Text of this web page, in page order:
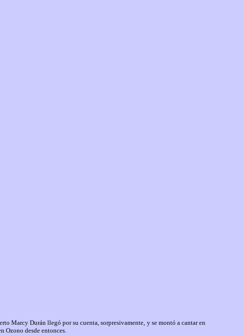
Marcy Durán llegó por su cuenta, sorpresivamente, y se montó a cantar en
Ozono desde entonces.